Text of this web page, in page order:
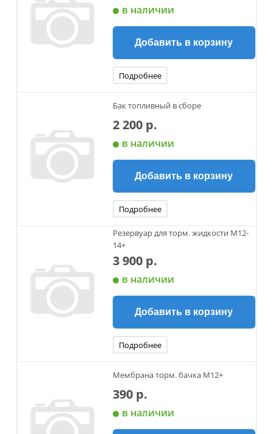
в наличии
Добавить в корзину
Подробнее
Бак топливный в сборе
2 200 р.
в наличии
Добавить в корзину
Подробнее
Резервуар для торм. жидкости М12-
14+
3 900 р.
в наличии
Добавить в корзину
Подробнее
Мембрана торм. бачка М12+
390 р.
в наличии